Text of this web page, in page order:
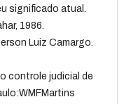
significado atual.
1986.
Luiz Camargo.
controle judicial de